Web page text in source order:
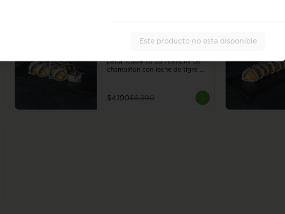
Ceviche Vegan Roll
palta. Cubierto con ceviche de
champiñón con leche de tigre
$4.190$6.990
Este producto no esta disponible